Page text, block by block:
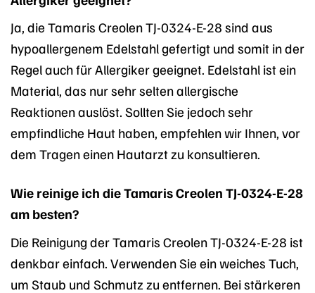
Ja, die Tamaris Creolen TJ-0324-E-28 sind aus
hypoallergenem Edelstahl gefertigt und somit in der
Regel auch für Allergiker geeignet. Edelstahl ist ein
Material, das nur sehr selten allergische
Reaktionen auslöst. Sollten Sie jedoch sehr
empfindliche Haut haben, empfehlen wir Ihnen, vor
dem Tragen einen Hautarzt zu konsultieren.
Wie reinige ich die Tamaris Creolen TJ-0324-E-28
am besten?
Die Reinigung der Tamaris Creolen TJ-0324-E-28 ist
denkbar einfach. Verwenden Sie ein weiches Tuch,
um Staub und Schmutz zu entfernen. Bei stärkeren